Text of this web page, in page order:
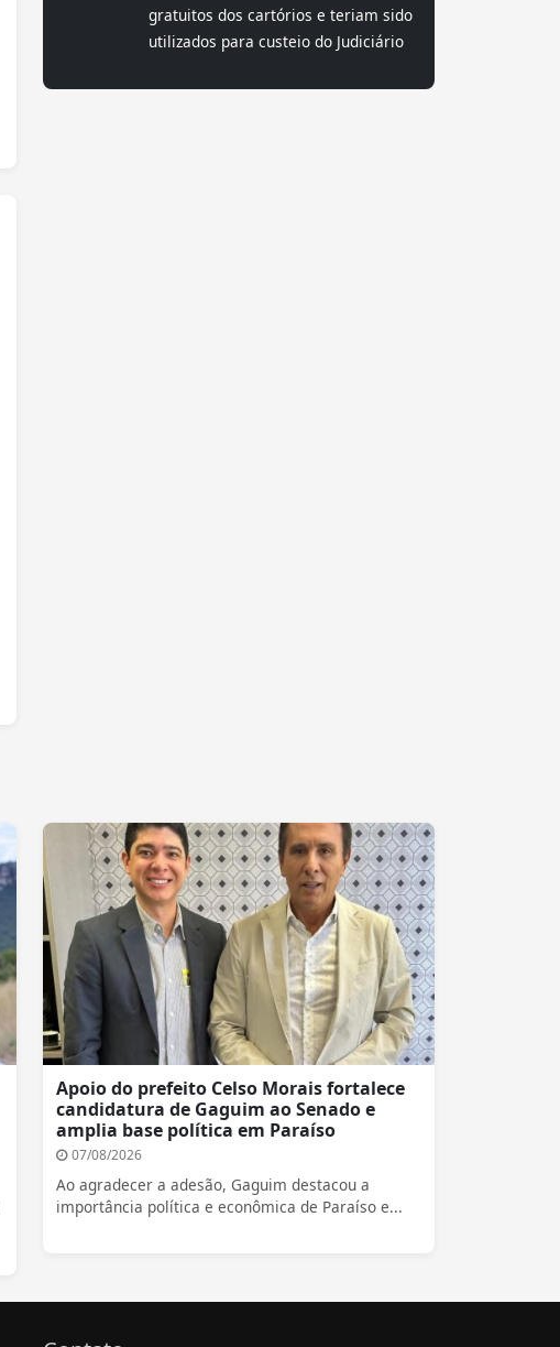
gratuitos dos cartórios e teriam sido
utilizados para custeio do Judiciário
Apoio do prefeito Celso Morais fortalece
candidatura de Gaguim ao Senado e
amplia base política em Paraíso
07/08/2026
Ao agradecer a adesão, Gaguim destacou a
importância política e econômica de Paraíso e...